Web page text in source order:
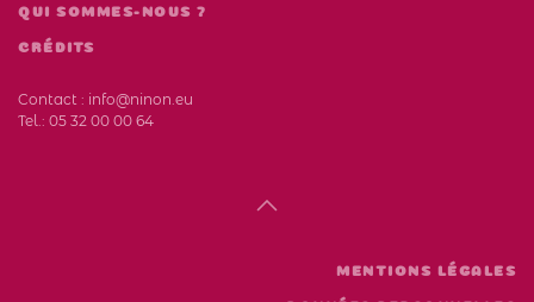
QUI SOMMES-NOUS ?
CRÉDITS
Contact : info@ninon.eu
Tel.: 05 32 00 00 64
MENTIONS LÉGALES